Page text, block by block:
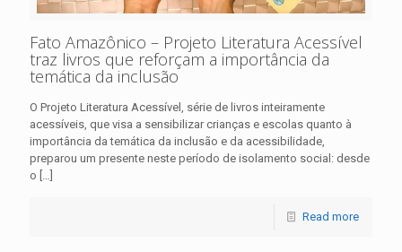
Fato Amazônico – Projeto Literatura Acessível
traz livros que reforçam a importância da
temática da inclusão
O Projeto Literatura Acessível, série de livros inteiramente
acessíveis, que visa a sensibilizar crianças e escolas quanto à
importância da temática da inclusão e da acessibilidade,
preparou um presente neste período de isolamento social: desde
o […]
Read more